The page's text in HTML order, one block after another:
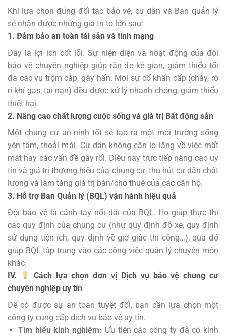
Khi lựa chọn đúng đối tác bảo vệ, cư dân và Ban quản lý
sẽ nhận được những giá trị to lớn sau:
1. Đảm bảo an toàn tài sản và tính mạng
Đây là lợi ích cốt lõi. Sự hiện diện và hoạt động của đội
bảo vệ chuyên nghiệp giúp răn đe kẻ gian, giảm thiểu tối
đa các vụ trộm cắp, gây hấn. Mọi sự cố khẩn cấp (cháy, rò
rỉ khí gas, tai nạn) đều được xử lý nhanh chóng, giảm thiểu
thiệt hại.
2. Nâng cao chất lượng cuộc sống và giá trị Bất động sản
Một chung cư an ninh tốt sẽ tạo ra một môi trường sống
yên tâm, thoải mái. Cư dân không cần lo lắng về việc mất
mát hay các vấn đề gây rối. Điều này trực tiếp nâng cao uy
tín và giá trị thương hiệu của chung cư, thu hút cư dân chất
lượng và làm tăng giá trị bán/cho thuê của các căn hộ.
3. Hỗ trợ Ban Quản lý (BQL) vận hành hiệu quả
Đội bảo vệ là cánh tay nối dài của BQL. Họ giúp thực thi
các quy định của chung cư (như quy định đỗ xe, quy định
sử dụng tiện ích, quy định về giờ giấc thi công…), qua đó
giúp BQL tập trung vào các công việc quản lý chuyên môn
khác.
IV.
Cách lựa chọn đơn vị Dịch vụ bảo vệ chung cư
chuyên nghiệp uy tín
Để có được sự an toàn tuyệt đối, bạn cần lựa chọn một
công ty cung cấp dịch vụ bảo vệ uy tín.
Tìm hiểu kinh nghiệm: Ưu tiên các công ty đã có kinh